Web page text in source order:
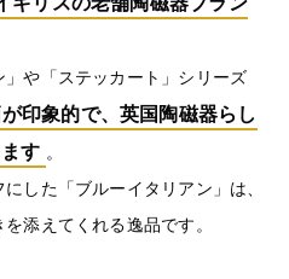
や「ステッカート」シリーズ
印象的で、英国陶磁器らし
す 。
した「ブルーイタリアン」は、
添えてくれる逸品です。